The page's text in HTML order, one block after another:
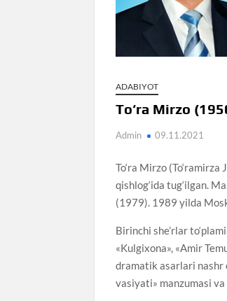
ADABIYOT
To‘ra Mirzo
Admin 09.11.2021
To‘ra Mirzo
qishlog‘ida tug‘ilgan.
(1979). 1989 yilda
Birinchi she’rlar
«Kulgixona», «Amir
dramatik asarlari nashr
vasiyati» manzumasi